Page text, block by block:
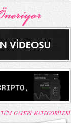
TÜM GALERİ KATEGORİLERİ